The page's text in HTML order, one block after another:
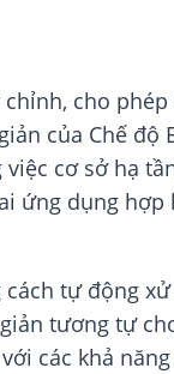
chỉnh, cho
của Chế độ
cơ sở hạ
ứng dụng hợp
tự động
tương tự
các khả